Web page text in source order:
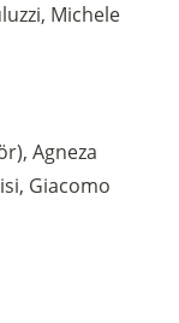
Michele
Agneza
Giacomo